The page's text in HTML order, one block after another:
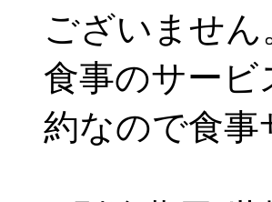
ございません
食事のサー
約なので食